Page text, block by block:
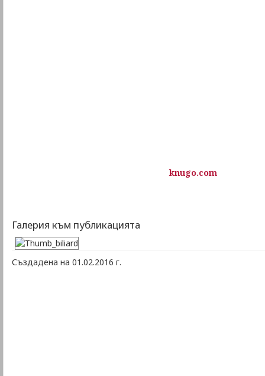
knugo.com
Галерия към публикацията
Създадена на 01.02.2016 г.